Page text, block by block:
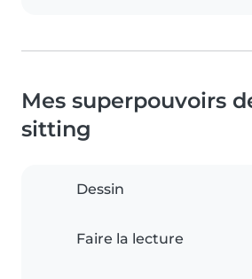
Mes superpouvoirs
sitting
Dessin
Faire la lecture